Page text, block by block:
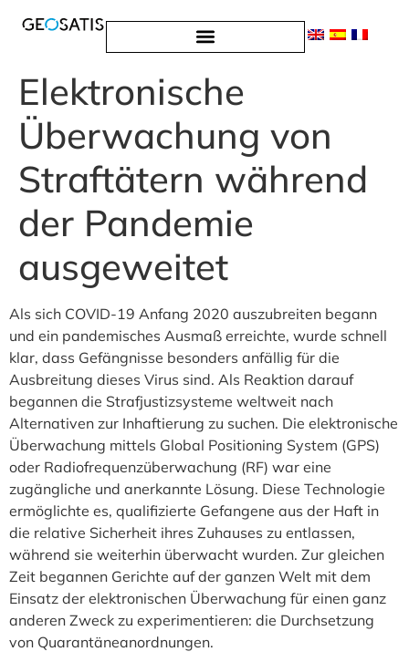
English(Englisch) Español(Spanisch)
Deutsch
Elektronische
Überwachung von
Straftätern während
der Pandemie
ausgeweitet
Als sich COVID-19 Anfang 2020 auszubreiten begann
und ein pandemisches Ausmaß erreichte, wurde schnell
klar, dass Gefängnisse besonders anfällig für die
Ausbreitung dieses Virus sind. Als Reaktion darauf
begannen die Strafjustizsysteme weltweit nach
Alternativen zur Inhaftierung zu suchen. Die elektronische
Überwachung mittels Global Positioning System (GPS)
oder Radiofrequenzüberwachung (RF) war eine
zugängliche und anerkannte Lösung. Diese Technologie
ermöglichte es, qualifizierte Gefangene aus der Haft in
die relative Sicherheit ihres Zuhauses zu entlassen,
während sie weiterhin überwacht wurden. Zur gleichen
Zeit begannen Gerichte auf der ganzen Welt mit dem
Einsatz der elektronischen Überwachung für einen ganz
anderen Zweck zu experimentieren: die Durchsetzung
von Quarantäneanordnungen.